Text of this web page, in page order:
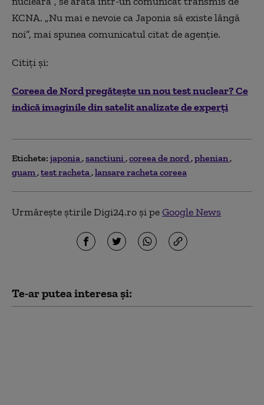
KCNA. „Nu mai e nevoie ca Japonia să existe lângă
noi”, mai spunea comunicatul citat de agenție.
Citiți și:
Coreea de Nord pregătește un nou test nuclear? Ce
indică imaginile din satelit analizate de experți
Etichete: japonia sanctiuni coreea de nord phenian
guam test racheta lansare racheta coreea
Urmărește știrile Digi24.ro și peGoogle News
Te-ar putea interesa și: